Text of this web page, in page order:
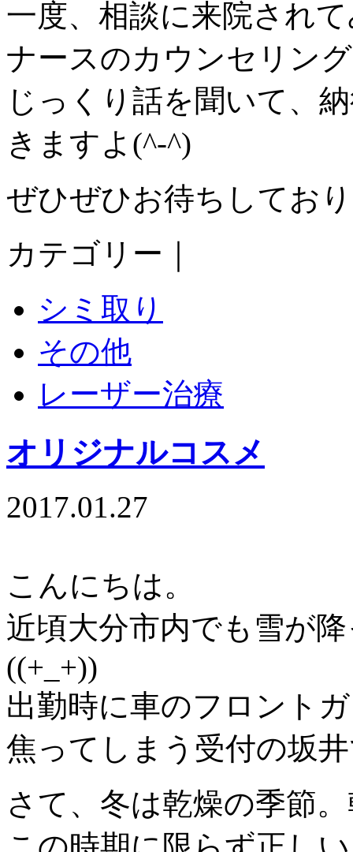
一度、相談に来院され
ナースのカウンセリン
じっくり話を聞いて、
きますよ(^-^)
ぜひぜひお待ちしてお
カテゴリー｜
シミ取り
その他
レーザー治療
オリジナルコスメ
2017.01.27
こんにちは。
近頃大分市内でも雪が
((+_+))
出勤時に車のフロント
焦ってしまう受付の坂
さて、冬は乾燥の季節